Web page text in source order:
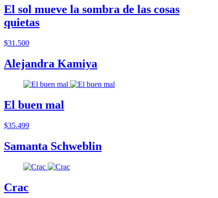
El sol mueve la sombra de las cosas
quietas
$31.500
Alejandra Kamiya
El buen mal
$35.499
Samanta Schweblin
Crac